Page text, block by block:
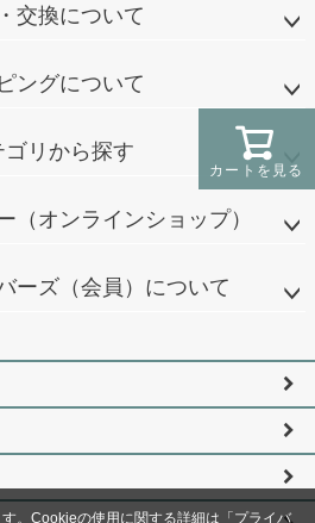
カートを見る
交換について
ングについて
ゴリから探す
（オンラインショップ）
ーズ（会員）について
。Cookieの使用に関する詳細は「プライバ